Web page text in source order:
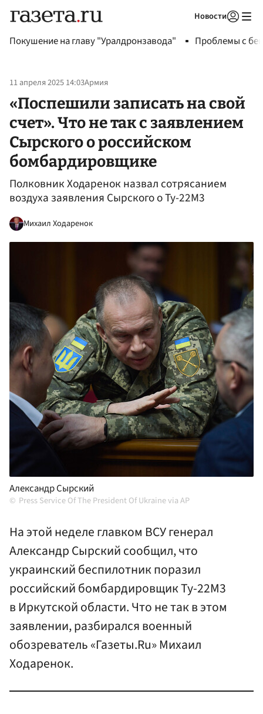
Новости
Покушение на главу "Уралдронзавода" Проблемы с
11 апреля 2025 14:03Армия
«Поспешили записать на свой
счет». Что не так с заявлением
Сырского о российском
бомбардировщике
Полковник Ходаренок назвал сотрясанием
воздуха заявления Сырского о Ту-22М3
Михаил Ходаренок
Александр Сырский
Press Service Of The President Of Ukraine via AP
На этой неделе главком ВСУ генерал
Александр Сырский сообщил, что
украинский беспилотник поразил
российский бомбардировщик Ту-22М3
в Иркутской области. Что не так в этом
заявлении, разбирался военный
обозреватель «Газеты.Ru» Михаил
Ходаренок.